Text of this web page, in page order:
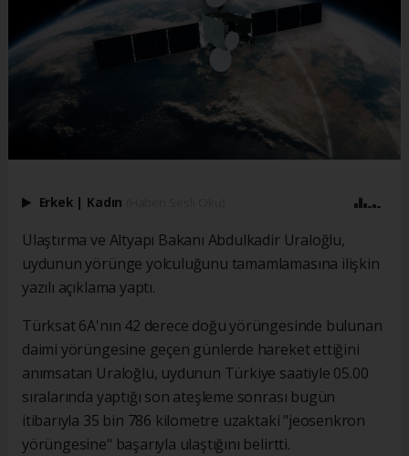
Erkek | Kadın
Ulaştırma ve Altyapı Bakanı Abdulkadir Uraloğlu,
uydunun yörünge yolculuğunu tamamlamasına ilişkin
yazılı açıklama yaptı.
Türksat 6A'nın 42 derece doğu yörüngesinde bulunan
daimi yörüngesine geçen günlerde hareket ettiğini
anımsatan Uraloğlu, uydunun Türkiye saatiyle 05.00
sıralarında yaptığı son ateşleme sonrası bugün
itibarıyla 35 bin 786 kilometre uzaktaki "jeosenkron
yörüngesine" başarıyla ulaştığını belirtti.